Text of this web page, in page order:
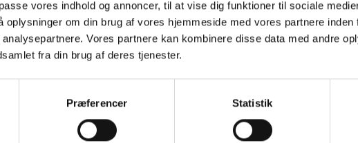
vores indhold og annoncer, til at vise dig funktioner til sociale
oplysninger om din brug af vores hjemmeside med vores partnere inden
Vores partnere kan kombinere disse data med andre
fra din brug af deres tjenester.
Præferencer Statistik
2024